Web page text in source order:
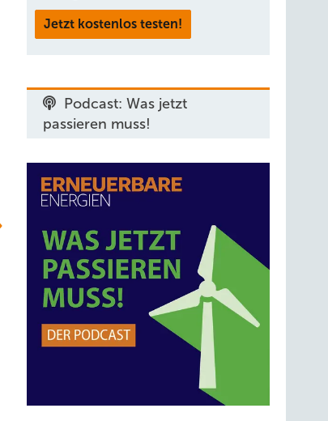
Jetzt kostenlos testen!
Podcast: Was jetzt
passieren muss!